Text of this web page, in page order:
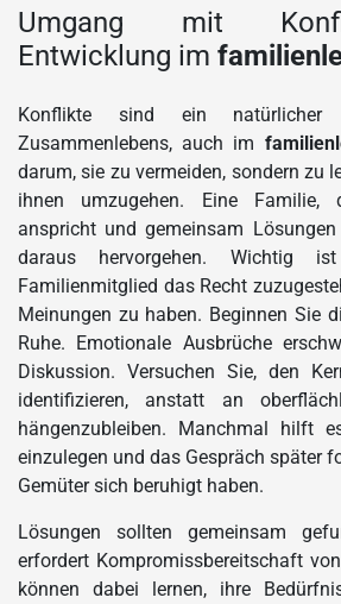
Umgang mit
Entwicklung im
Konflikte sind ein natürlicher
Zusammenlebens, auch im
darum, sie zu vermeiden, sondern zu
ihnen umzugehen. Eine Familie,
anspricht und gemeinsam
daraus hervorgehen. Wichtig
Familienmitglied das Recht
Meinungen zu haben. Beginnen Sie
Ruhe. Emotionale Ausbrüche
Diskussion. Versuchen Sie, den
identifizieren, anstatt an
hängenzubleiben. Manchmal hilft
einzulegen und das Gespräch später
Gemüter sich beruhigt haben.
Lösungen sollten gemeinsam
erfordert Kompromissbereitschaft
können dabei lernen, ihre